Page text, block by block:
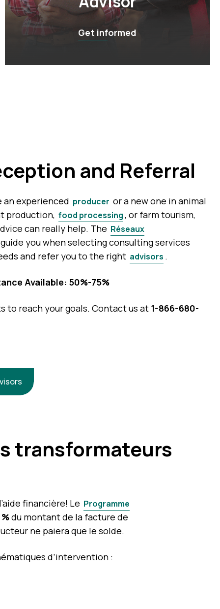
Get informed
and Referral
an experienced producer or a new one in animal
production, food processing, or farm tourism,
can really help. The Réseaux
you when selecting consulting services
and refer you to the right advisors .
Available: 50%-75%
to reach your goals. Contact us at 1-866-680-
transformateurs
financière! Le Programme
du montant de la facture de
ne paiera que le solde.
d’intervention :